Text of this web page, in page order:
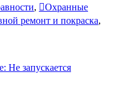
,
Охранные
ремонт и покраска,
Не запускается